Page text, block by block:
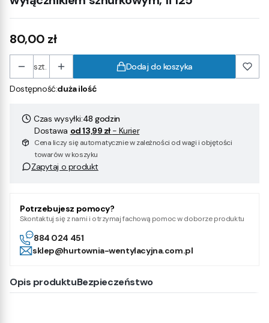
Cena
80,00 zł
szt. Dodaj do koszyka
Dostępność:duża ilość
Czas wysyłki:48 godzin
Dostawa od 13,99 zł - Kurier
Cena liczy się automatycznie w zależności od wagi i objętości
towarów w koszyku
Zapytaj o produkt
Potrzebujesz pomocy?
Skontaktuj się z nami i otrzymaj fachową pomoc w doborze produktu
884 024 451
sklep@hurtownia-wentylacyjna.com.pl
Opis produktuBezpieczeństwo